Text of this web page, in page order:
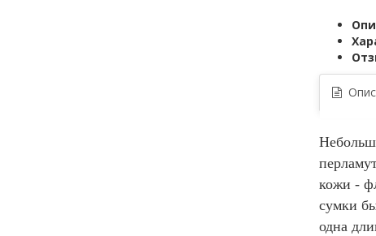
кожи -
сумки
одна